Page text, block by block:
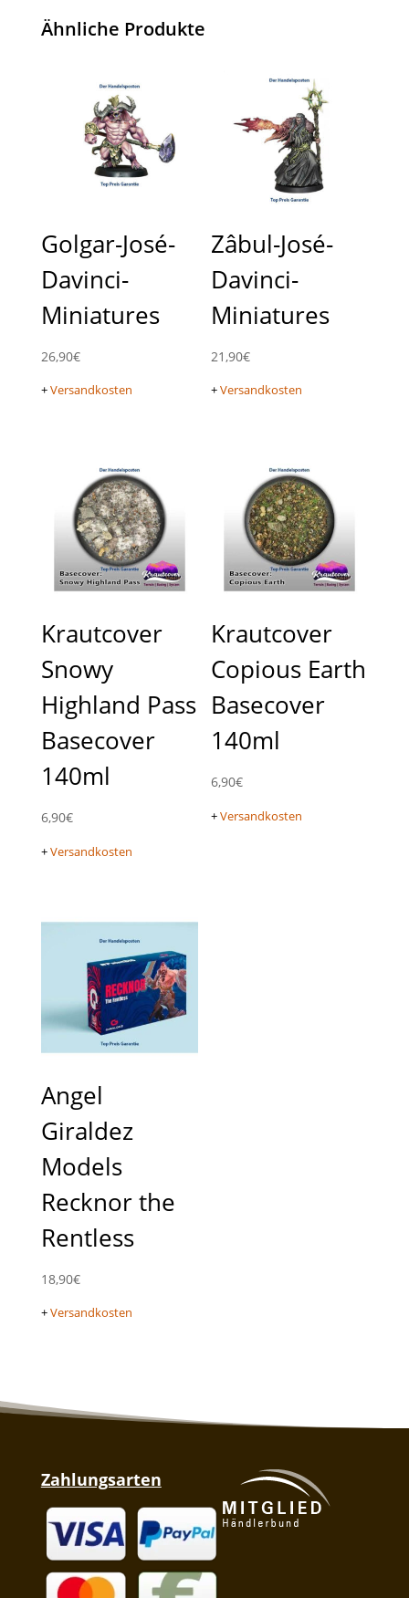
Ähnliche Produkte
Golgar-José-
Davinci-
Miniatures
26,90€
+Versandkosten
Zâbul-José-
Davinci-
Miniatures
21,90€
+Versandkosten
Krautcover
Snowy
Highland Pass
Basecover
140ml
6,90€
+Versandkosten
Krautcover
Copious Earth
Basecover
140ml
6,90€
+Versandkosten
Angel
Giraldez
Models
Recknor the
Rentless
18,90€
+Versandkosten
Zahlungsarten